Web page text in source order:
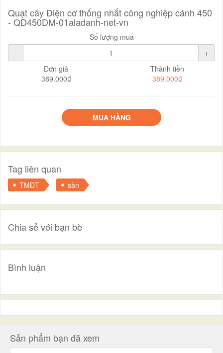
Quạt cây Điện cơ thống nhất công nghiệp cánh 450
- QD450DM-01aladanh-net-vn
Số lượng mua
-
+
Đơn giá
389.000₫
Thành tiền
389.000₫
MUA HÀNG
Tag liên quan
TMĐT sàn
Chia sẻ với bạn bè
Bình luận
Sản phẩm bạn đã xem